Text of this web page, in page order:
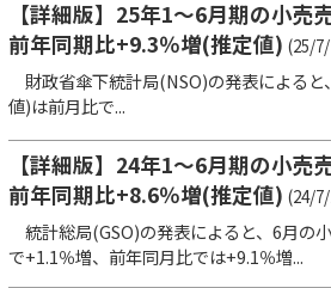
【詳細版】25年1～6月期の小売
前年同期比+9.3％増(推定値) (25/
財政省傘下統計局(NSO)の発表によると
値)は前月比で...
【詳細版】24年1～6月期の小売
前年同期比+8.6％増(推定値) (24/
統計総局(GSO)の発表によると、6月の
で+1.1％増、前年同月比では+9.1％増...